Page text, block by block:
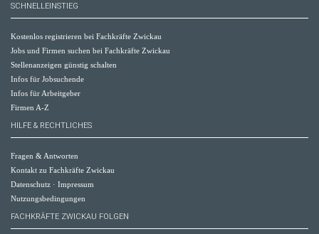
SCHNELLEINSTIEG
Kostenlos registrieren bei Fachkräfte Zwickau
Jobs und Firmen suchen bei Fachkräfte Zwickau
Stellenanzeigen günstig schalten
Infos für Jobsuchende
Infos für Arbeitgeber
Firmen A-Z
HILFE & RECHTLICHES
Fragen & Antworten
Kontakt zu Fachkräfte Zwickau
Datenschutz · Impressum
Nutzungsbedingungen
FACHKRÄFTE ZWICKAU FOLGEN